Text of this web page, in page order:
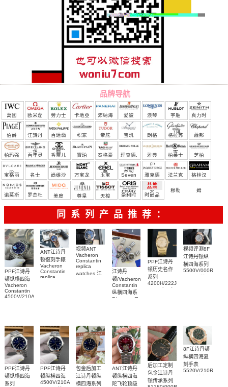
品牌导航
萬國 欧米茄 勞力士 卡地亞 沛納海 愛彼 浪琴 宇舶
（恒
宝）
真力时
伯爵 江詩丹
頓
百達翡
麗
积家 帝舵 宝玑 朗格 格拉苏
蒂
蕭邦
帕玛强
尼
百年灵 香奈儿 寶珀 泰格豪
雅
理查德.
米勒
雅典 柏莱士 芝柏
宝格丽 名士 尚维沙 万宝龙 玉宝 Seven
Friday
雅克德
罗
法兰克
穆勒
格林汉
姆
诺莫斯
罗杰杜 美度 尊皇 天梭 豪利时 时尚品
牌/原单
同系列产品推荐：
PPF江诗丹
顿纵横四海
Vacheron
Constantin
4500V/210A-
ANT江诗丹
顿復刻手錶
Vacheron
Constantin
replica
视频ANT
Vacheron
Constantin
replica
watches 江
江诗丹
顿/Vacheron
Constantin
纵横四海系
PPF江诗丹
顿历史名作
系列
4200H/222J-
视频评测8F
江诗丹顿纵
横四海系列
5500V/000R-
PPF江诗丹
顿纵横四海
系列
PPF江诗丹
顿纵横四海
4500V/210A-
包金后加工
江诗丹顿纵
横四海系列
ANT江诗丹
顿纵横四海
陀飞轮顶级
后加工定制
包金江诗丹
顿传承系列
8F江诗丹顿
纵横四海复
刻手表
5520V/210R-